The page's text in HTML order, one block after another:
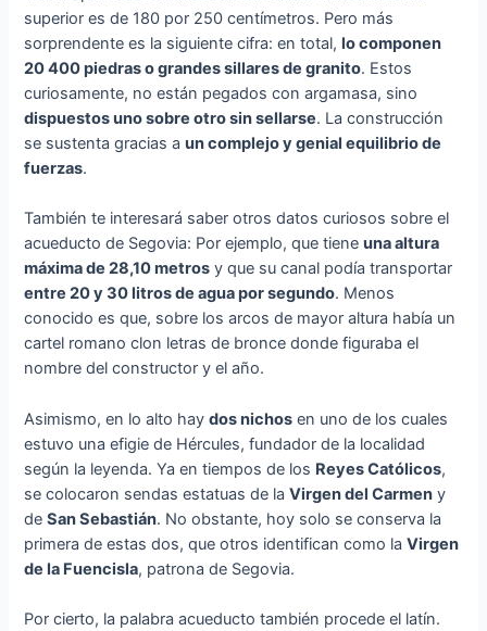
superior es de 180 por 250 centímetros. Pero más
sorprendente es la siguiente cifra: en total,lo componen
20 400 piedras o grandes sillares de granito. Estos
curiosamente, no están pegados con argamasa, sino
dispuestos uno sobre otro sin sellarse. La construcción
se sustenta gracias aun complejo y genial equilibrio de
fuerzas.
También te interesará saber otros datos curiosos sobre el
acueducto de Segovia: Por ejemplo, que tieneuna altura
máxima de 28,10 metros y que su canal podía transportar
entre 20 y 30 litros de agua por segundo. Menos
conocido es que, sobre los arcos de mayor altura había un
cartel romano clon letras de bronce donde figuraba el
nombre del constructor y el año.
Asimismo, en lo alto haydos nichos en uno de los cuales
estuvo una efigie de Hércules, fundador de la localidad
según la leyenda. Ya en tiempos de los Reyes Católicos,
se colocaron sendas estatuas de laVirgen del Carmen y
deSan Sebastián. No obstante, hoy solo se conserva la
primera de estas dos, que otros identifican como laVirgen
de la Fuencisla, patrona de Segovia.
Por cierto, la palabra acueducto también procede el latín.